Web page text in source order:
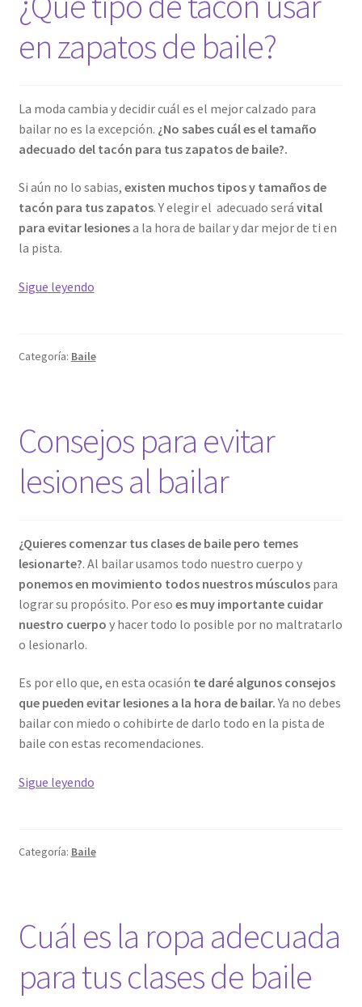
en zapatos de baile?
La moda cambia y decidir cuál es el mejor calzado para
bailar no es la excepción. ¿No sabes cuál es el tamaño
adecuado del tacón para tus zapatos de baile?.
Si aún no lo sabias, existen muchos tipos y tamaños de
tacón para tus zapatos. Y elegir el adecuado será vital
para evitar lesionesa la hora de bailar y dar mejor de ti en
la pista.
Sigue leyendo¿Qué
usar
de
baile?
Categoría: Baile
Consejos para evitar
lesiones al bailar
¿Quieres comenzar tus clases de baile pero temes
lesionarte?. Al bailar usamos todo nuestro cuerpo y
ponemos en movimiento todos nuestros músculospara
lograr su propósito. Por eso es muy importante cuidar
nuestro cuerpo y hacer todo lo posible por no maltratarlo
o lesionarlo.
Es por ello que, en esta ocasión te daré algunos consejos
que pueden evitar lesiones a la hora de bailar.Ya no debes
bailar con miedo o cohibirte de darlo todo en la pista de
baile con estas recomendaciones.
Sigue leyendoConsejos
al
Categoría: Baile
Cuál es la ropa adecuada
para tus clases de baile